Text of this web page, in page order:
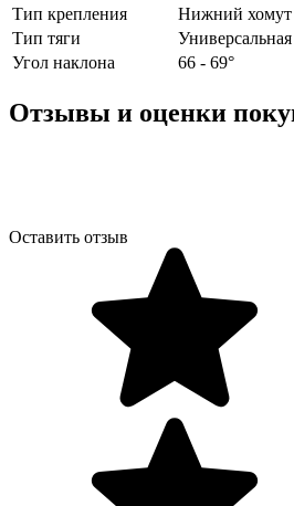
Тип крепления
Нижний хомут
Тип тяги
Универсальная
Угол наклона
66 - 69°
Отзывы и оценки
Оставить отзыв